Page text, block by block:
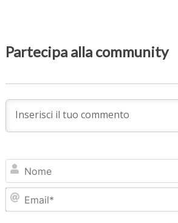
Partecipa alla community